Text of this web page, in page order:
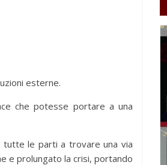
esterne.
che potesse portare a una
tutte le parti a trovare una via
e prolungato la crisi, portando